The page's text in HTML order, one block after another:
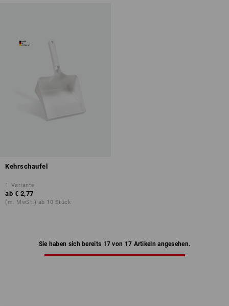
Kehrschaufel
1 Variante
ab € 2,77
(m. MwSt.) ab 10 Stück
Sie haben sich bereits 17 von 17 Artikeln angesehen.